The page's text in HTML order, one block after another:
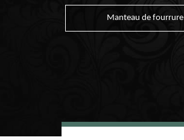
Manteau de fourrure